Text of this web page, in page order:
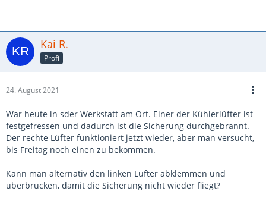
Kai R.
Profi
24. August 2021
War heute in sder Werkstatt am Ort. Einer der Kühlerlüfter ist
festgefressen und dadurch ist die Sicherung durchgebrannt.
Der rechte Lüfter funktioniert jetzt wieder, aber man versucht,
bis Freitag noch einen zu bekommen.
Kann man alternativ den linken Lüfter abklemmen und
überbrücken, damit die Sicherung nicht wieder fliegt?